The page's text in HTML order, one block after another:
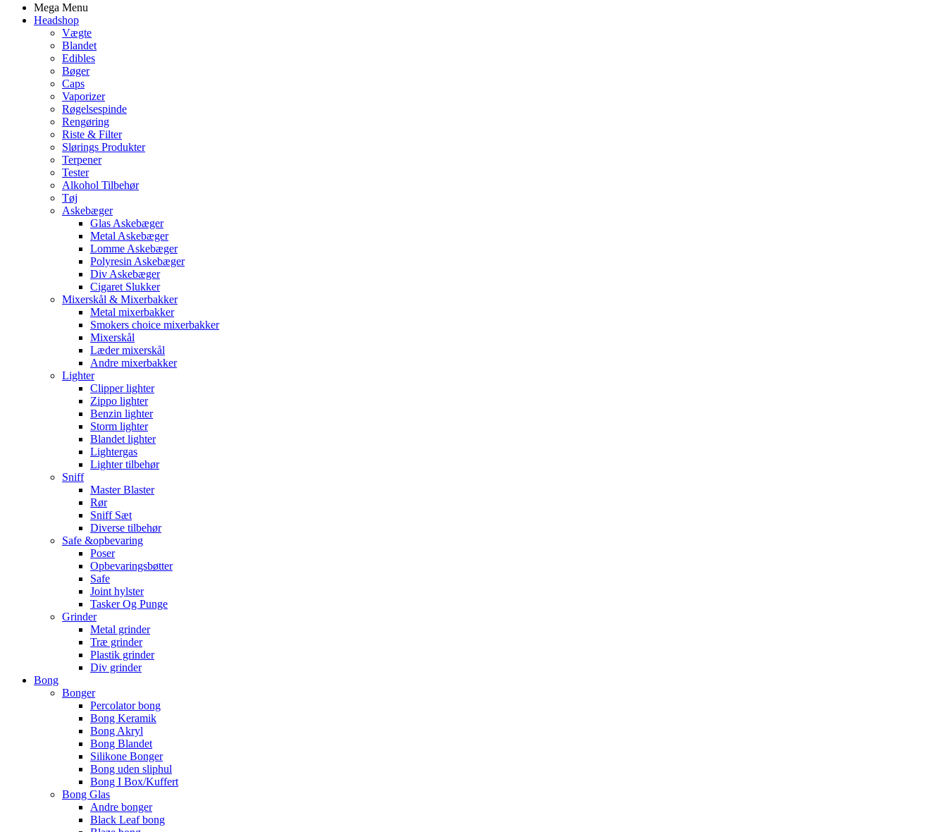
Mega Menu
Headshop
Vægte
Blandet
Edibles
Bøger
Caps
Vaporizer
Røgelsespinde
Rengøring
Riste & Filter
Slørings Produkter
Terpener
Tester
Alkohol Tilbehør
Tøj
Askebæger
Glas Askebæger
Metal Askebæger
Lomme Askebæger
Polyresin Askebæger
Div Askebæger
Cigaret Slukker
Mixerskål & Mixerbakker
Metal mixerbakker
Smokers choice mixerbakker
Mixerskål
Læder mixerskål
Andre mixerbakker
Lighter
Clipper lighter
Zippo lighter
Benzin lighter
Storm lighter
Blandet lighter
Lightergas
Lighter tilbehør
Sniff
Master Blaster
Rør
Sniff Sæt
Diverse tilbehør
Safe &opbevaring
Poser
Opbevaringsbøtter
Safe
Joint hylster
Tasker Og Punge
Grinder
Metal grinder
Træ grinder
Plastik grinder
Div grinder
Bong
Bonger
Percolator bong
Bong Keramik
Bong Akryl
Bong Blandet
Silikone Bonger
Bong uden sliphul
Bong I Box/Kuffert
Bong Glas
Andre bonger
Black Leaf bong